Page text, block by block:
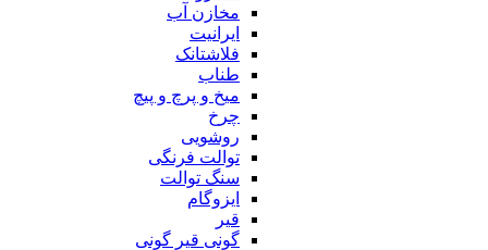
مخازن آب
ایرانیت
فلاشتانک
طناب
میخ و پرچ و پیچ
چرخ
روشویی
توالت فرنگی
سنگ توالت
ایزوگام
قیر
گونی قیر گونی